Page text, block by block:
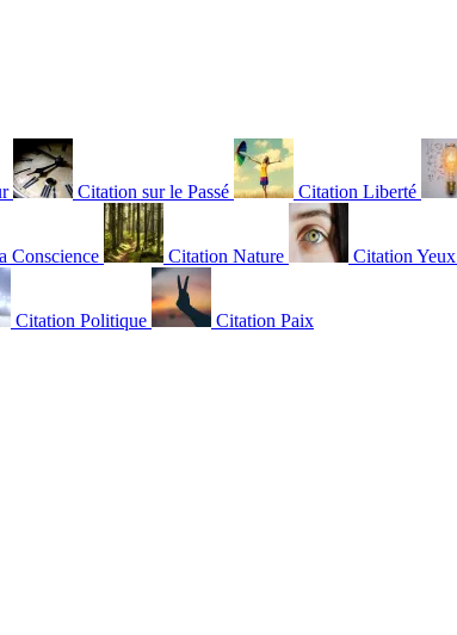
Citation sur le Passé Citation Liberté
Conscience Citation Nature Citation Yeux
Citation Politique Citation Paix